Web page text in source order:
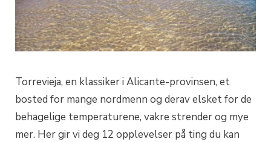
Torrevieja, en klassiker i Alicante-provinsen, et
bosted for mange nordmenn og derav elsket for de
behagelige temperaturene, vakre strender og mye
mer. Her gir vi deg 12 opplevelser på ting du kan